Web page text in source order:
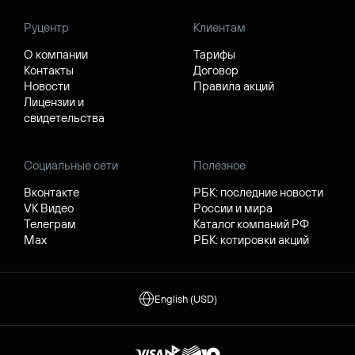
Руцентр
О компании
Контакты
Новости
Лицензии и
свидетельства
Клиентам
Тарифы
Договор
Правила акций
Социальные сети
Вконтакте
VK Видео
Телеграм
Max
Полезное
РБК: последние новости
России и мира
Каталог компаний РФ
РБК: котировки акций
English (USD)